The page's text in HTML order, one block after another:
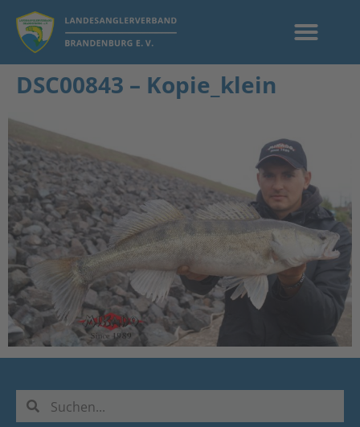
DSC00843 – Kopie_klein